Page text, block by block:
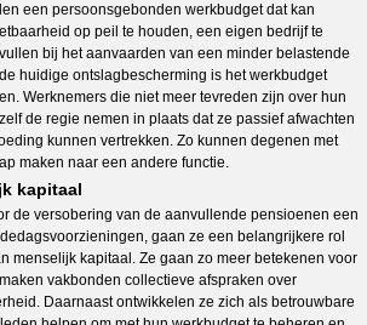
een persoonsgebonden werkbudget dat kan
op peil te houden, een eigen bedrijf te
bij het aanvaarden van een minder belastende
huidige ontslagbescherming is het werkbudget
Werknemers die niet meer tevreden zijn over hun
de regie nemen in plaats dat ze passief afwachten
kunnen vertrekken. Zo kunnen degenen met
maken naar een andere functie.
kapitaal
de versobering van de aanvullende pensioenen een
gaan ze een belangrijkere rol
menselijk kapitaal. Ze gaan zo meer betekenen voor
vakbonden collectieve afspraken over
Daarnaast ontwikkelen ze zich als betrouwbare